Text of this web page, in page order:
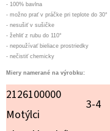
- 100% bavlna
- možno prať v práčke pri teplote do 30°
- nesušiť v sušičke
- žehliť z rubu do 110°
- nepoužívať bieliace prostriedky
- nečistiť chemicky
Miery namerané na výrobku:
2126100000
Motýlci
3-4
S
KRÁTKYM
RUKÁVOM
MÉĎA
NA
BICYKLI
€20,90